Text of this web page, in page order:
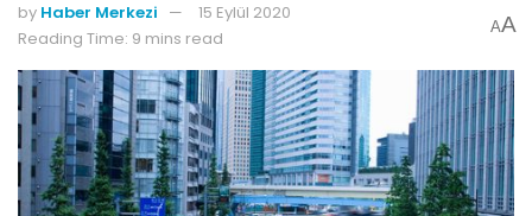
by Haber Merkezi
15 Eylül 2020
Reading Time: 9 mins read
AA